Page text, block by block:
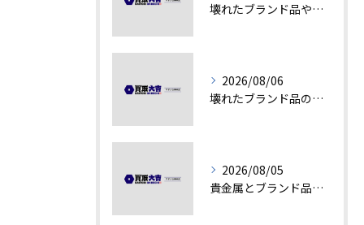
壊れたブランド品や古物の価値を見極める秘訣
2026/08/06
壊れたブランド品の価値を見極める技術とは
2026/08/05
貴金属とブランド品の価値変動を見極める方法